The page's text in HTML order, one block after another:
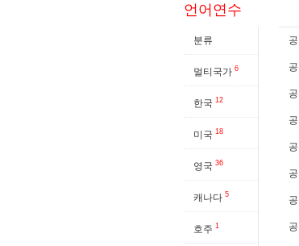
언어연수
분류
멀티국가 6
한국 12
미국 18
영국 36
캐나다 5
호주 1